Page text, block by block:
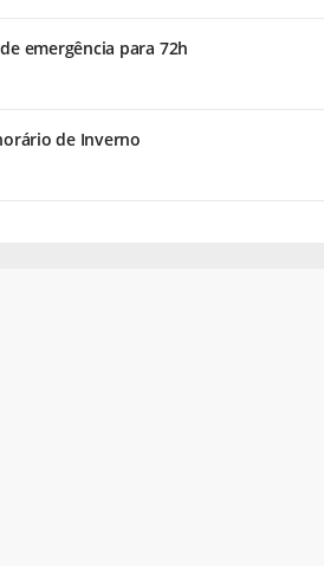
emergência para 72h
de Inverno